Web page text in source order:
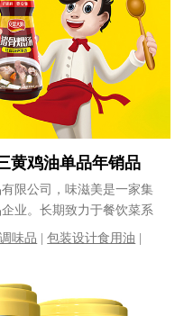
黄鸡油单品年销品
限公司，味滋美是一家集
业。长期致力于餐饮菜系
......
味品 |包装设计食用油